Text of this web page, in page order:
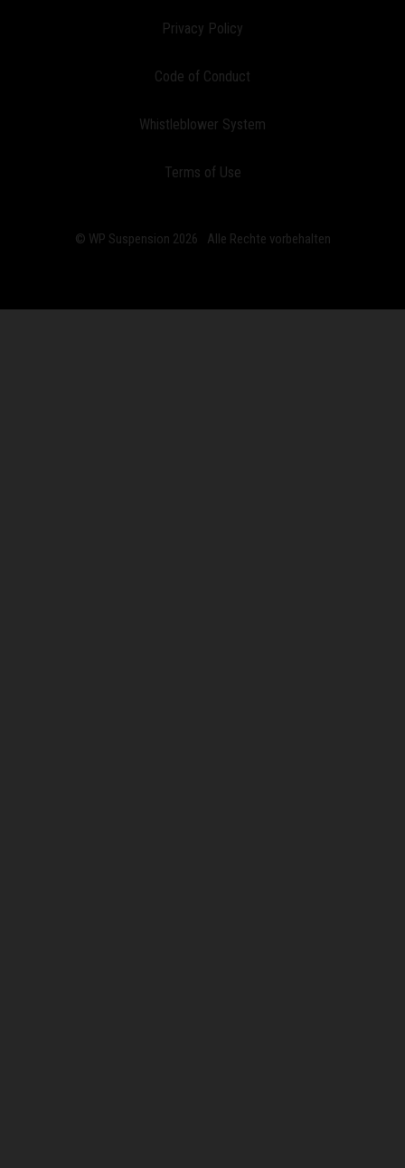
Privacy Policy
Code of Conduct
Whistleblower System
Terms of Use
© WP Suspension 2026 Alle Rechte vorbehalten